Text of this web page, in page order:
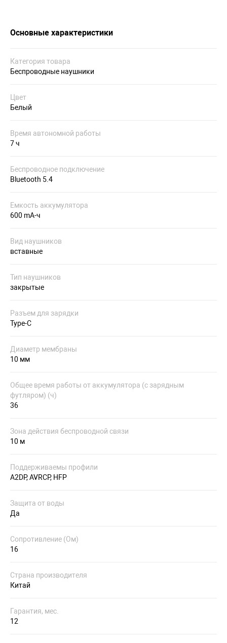
Основные характеристики
Категория товара
Беспроводные наушники
Цвет
Белый
Время автономной работы
7 ч
Беспроводное подключение
Bluetooth 5.4
Емкость аккумулятора
600 mA-ч
Вид наушников
вставные
Тип наушников
закрытые
Разъем для зарядки
Type-C
Диаметр мембраны
10 мм
Общее время работы от аккумулятора (с зарядным
футляром) (ч)
36
Зона действия беспроводной связи
10 м
Поддерживаемы профили
A2DP, AVRCP, HFP
Защита от воды
Да
Сопротивление (Ом)
16
Страна производителя
Китай
Гарантия, мес.
12